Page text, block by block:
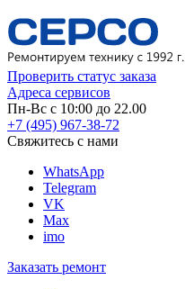
Проверить статус заказа
Адреса сервисов
Пн-Вс с 10:00 до 22.00
+7 (495) 967-38-72
Свяжитесь с нами
WhatsApp
Telegram
VK
Max
imo
Заказать ремонт